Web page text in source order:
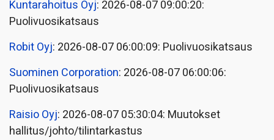
Kuntarahoitus Oyj: 2026-08-07 09:00:20:
Puolivuosikatsaus
Robit Oyj: 2026-08-07 06:00:09: Puolivuosikatsaus
Suominen Corporation: 2026-08-07 06:00:06:
Puolivuosikatsaus
Raisio Oyj: 2026-08-07 05:30:04: Muutokset
hallitus/johto/tilintarkastus